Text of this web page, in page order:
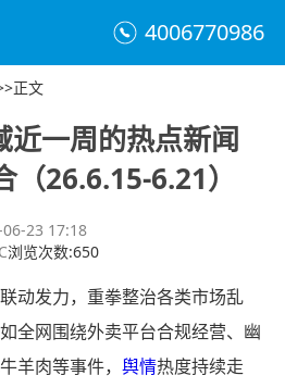
4006770986
正文
近一周的热点新闻
（26.6.15-6.21）
23 17:18
C浏览次数:650
动发力，重拳整治各类市场乱
全网围绕外卖平台合规经营、幽
羊肉等事件， 舆情热度持续走